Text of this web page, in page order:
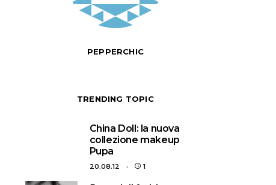
PEPPERCHIC
TRENDING TOPIC
China Doll: la nuova
collezione makeup
Pupa
20.08.12 1